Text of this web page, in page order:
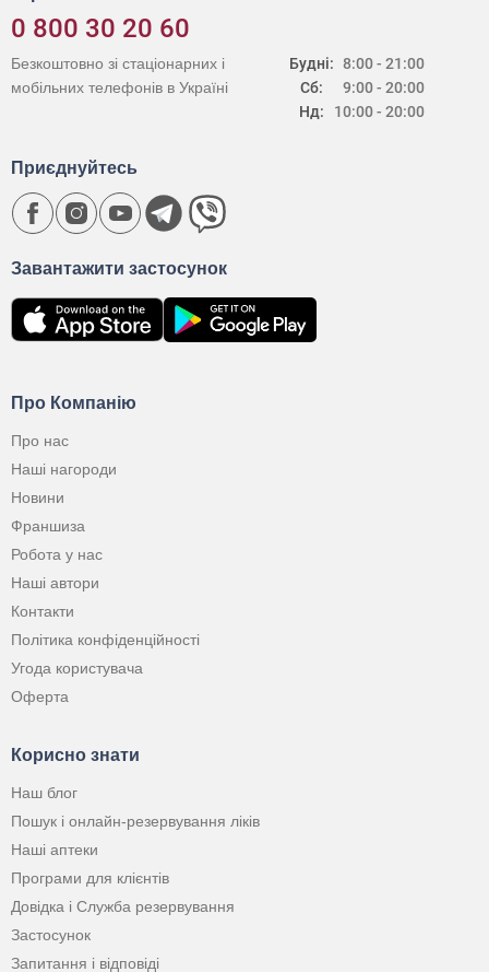
0 800 30 20 60
Будні:
Сб:
Нд:
8:00 - 21:00
9:00 - 20:00
10:00 - 20:00
Безкоштовно зі стаціонарних і
мобільних телефонів в Україні
Про Компанію
Про нас
Наші нагороди
Новини
Франшиза
Робота у нас
Наші автори
Контакти
Політика конфіденційності
Угода користувача
Оферта
Корисно знати
Наш блог
Пошук і онлайн-резервування ліків
Наші аптеки
Програми для клієнтів
Довідка і Служба резервування
Застосунок
Запитання і відповіді
Завантажити застосунок
Приєднуйтесь